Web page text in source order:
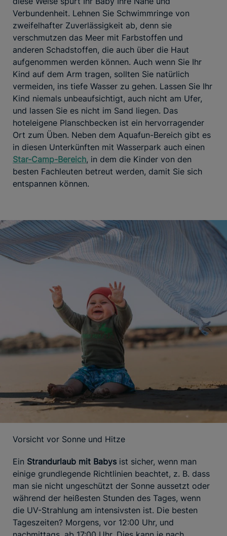
Verbundenheit. Lehnen Sie Schwimmringe von
zweifelhafter Zuverlässigkeit ab, denn sie
verschmutzen das Meer mit Farbstoffen und
anderen Schadstoffen, die auch über die Haut
aufgenommen werden können. Auch wenn Sie Ihr
Kind auf dem Arm tragen, sollten Sie natürlich
vermeiden, ins tiefe Wasser zu gehen. Lassen Sie Ihr
Kind niemals unbeaufsichtigt, auch nicht am Ufer,
und lassen Sie es nicht im Sand liegen. Das
hoteleigene Planschbecken ist ein hervorragender
Ort zum Üben. Neben dem Aquafun-Bereich gibt es
in diesen Unterkünften mit Wasserpark auch einen
Star-Camp-Bereich, in dem die Kinder von den
besten Fachleuten betreut werden, damit Sie sich
entspannen können.
Vorsicht vor Sonne und Hitze
Ein Strandurlaub mit Babys ist sicher, wenn man
einige grundlegende Richtlinien beachtet, z. B. dass
man sie nicht ungeschützt der Sonne aussetzt oder
während der heißesten Stunden des Tages, wenn
die UV-Strahlung am intensivsten ist. Die besten
Tageszeiten? Morgens, vor 12:00 Uhr, und